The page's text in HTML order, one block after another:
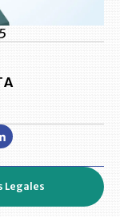
Legales